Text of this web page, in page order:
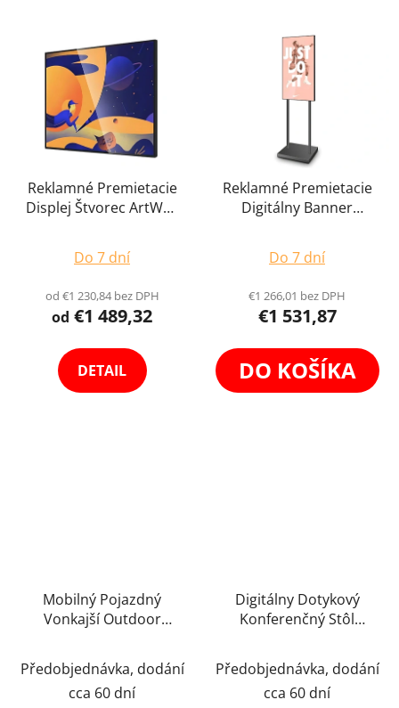
Reklamné Premietacie
Displej Štvorec ArtWall
Obrazovka Reklama 4K
Digiposter Vysoká
Čierny Výber Variant
Do 7 dní
od €1 230,84 bez DPH
od €1 489,32
DETAIL
Reklamné Premietacie
Digitálny Banner
Displej 40" Android
Digiposter Infokiosiek
hodnotenie
produktu
je
z
Do 7 dní
€1 266,01 bez DPH
€1 531,87
DO KOŠÍKA
Mobilný Pojazdný
Vonkajší Outdoor
Banner Obrazovka
Smart Displej Android
Digiposter Odolný
Předobjednávka, dodání
cca 60 dní
Digitálny Dotykový
Konferenčný Stôl
Panel Výber Veľkosti
Předobjednávka, dodání
cca 60 dní